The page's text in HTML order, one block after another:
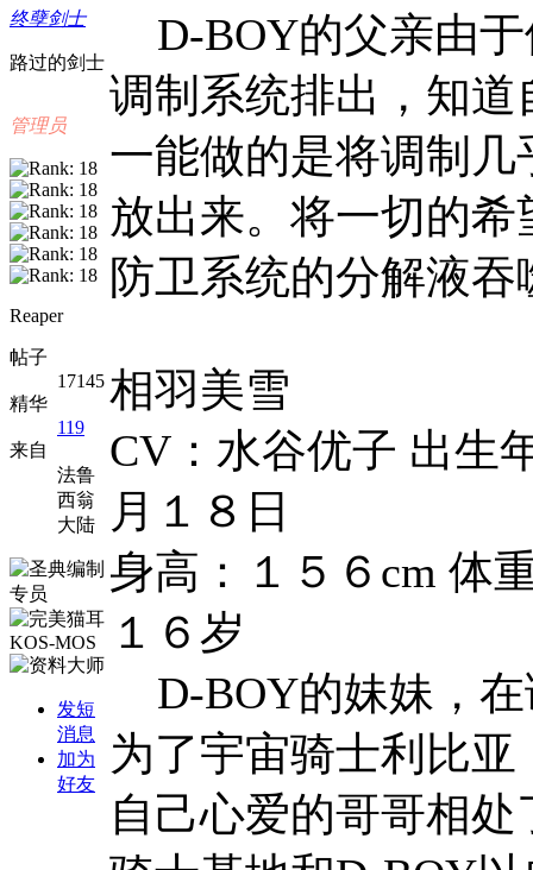
终孽剑士
路过的剑士
管理员
Reaper
帖子
17145
精华
119
来自
法鲁
西翁
大陆
发短
消息
加为
好友
D-BOY的父亲由于
调制系统排出，知
一能做的是将调制
放出来。将一切的
防卫系统的分解液吞
相羽美雪
CV：水谷优子 出生
月１８日
身高：１５６cm 体
１６岁
D-BOY的妹妹，在
为了宇宙骑士利比
自己心爱的哥哥相